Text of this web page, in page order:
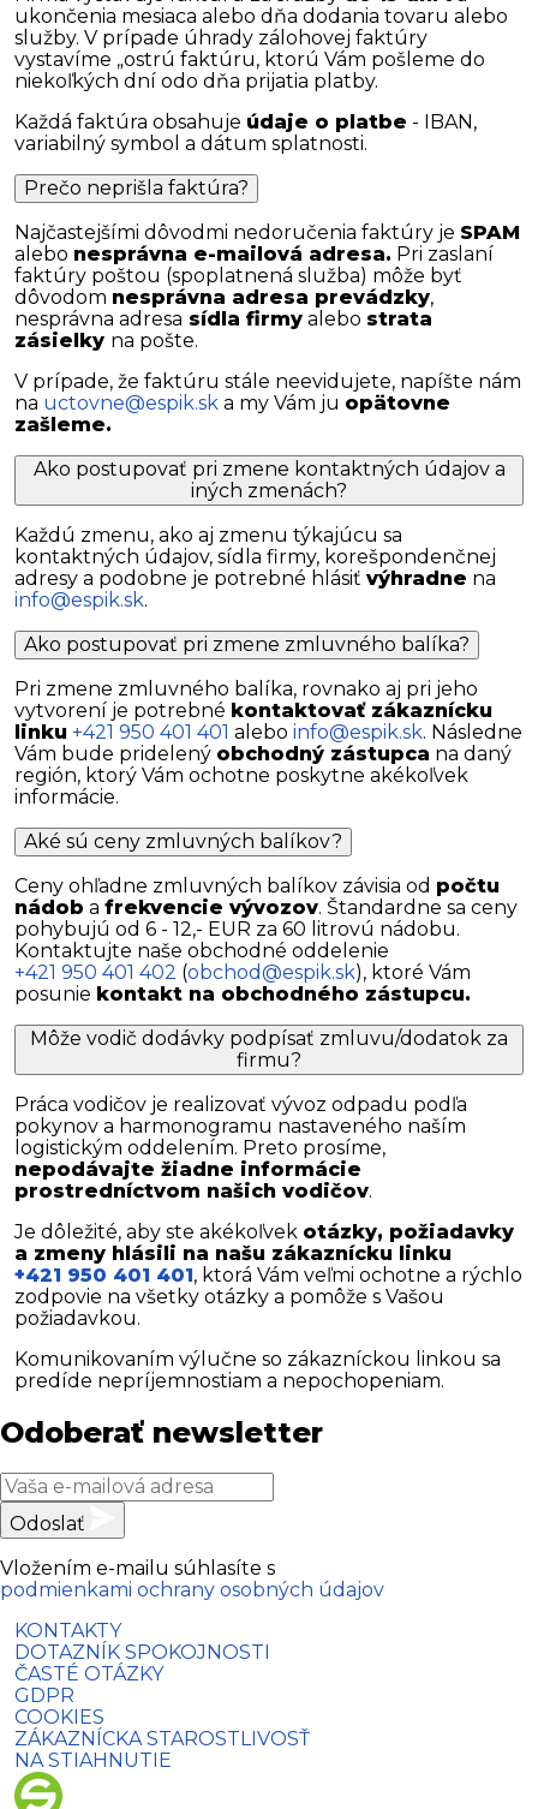
ukončenia mesiaca alebo dňa dodania tovaru alebo
služby. V prípade úhrady zálohovej faktúry
vystavíme „ostrú faktúru, ktorú Vám pošleme do
niekoľkých dní odo dňa prijatia platby.
Každá faktúra obsahuje údaje o platbe - IBAN,
variabilný symbol a dátum splatnosti.
Prečo neprišla faktúra?
Najčastejšími dôvodmi nedoručenia faktúry je SPAM
alebo nesprávna e-mailová adresa. Pri zaslaní
faktúry poštou (spoplatnená služba) môže byť
dôvodom nesprávna adresa prevádzky,
nesprávna adresa sídla firmy alebo strata
zásielky na pošte.
V prípade, že faktúru stále neevidujete, napíšte nám
na uctovne@espik.sk a my Vám ju opätovne
zašleme.
Ako postupovať pri zmene kontaktných údajov a
iných zmenách?
Každú zmenu, ako aj zmenu týkajúcu sa
kontaktných údajov, sídla firmy, korešpondenčnej
adresy a podobne je potrebné hlásiť výhradne na
info@espik.sk.
Ako postupovať pri zmene zmluvného balíka?
Pri zmene zmluvného balíka, rovnako aj pri jeho
vytvorení je potrebné kontaktovať zákaznícku
linku +421 950 401 401 alebo info@espik.sk. Následne
Vám bude pridelený obchodný zástupca na daný
región, ktorý Vám ochotne poskytne akékoľvek
informácie.
Aké sú ceny zmluvných balíkov?
Ceny ohľadne zmluvných balíkov závisia od počtu
nádob a frekvencie vývozov. Štandardne sa ceny
pohybujú od 6 - 12,- EUR za 60 litrovú nádobu.
Kontaktujte naše obchodné oddelenie
+421 950 401 402 (obchod@espik.sk), ktoré Vám
posunie kontakt na obchodného zástupcu.
Môže vodič dodávky podpísať zmluvu/dodatok za
firmu?
Práca vodičov je realizovať vývoz odpadu podľa
pokynov a harmonogramu nastaveného naším
logistickým oddelením. Preto prosíme,
nepodávajte žiadne informácie
prostredníctvom našich vodičov.
Je dôležité, aby ste akékoľvek otázky, požiadavky
a zmeny hlásili na našu zákaznícku linku
+421 950 401 401, ktorá Vám veľmi ochotne a rýchlo
zodpovie na všetky otázky a pomôže s Vašou
požiadavkou.
Komunikovaním výlučne so zákazníckou linkou sa
predíde nepríjemnostiam a nepochopeniam.
Odoberať newsletter
Odoslať
Vložením e-mailu súhlasíte s
podmienkami ochrany osobných údajov
KONTAKTY
DOTAZNÍK SPOKOJNOSTI
ČASTÉ OTÁZKY
GDPR
COOKIES
ZÁKAZNÍCKA STAROSTLIVOSŤ
NA STIAHNUTIE